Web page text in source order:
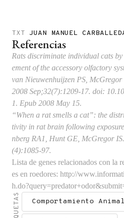
TXT JUAN MANUEL
Referencias
Rats discriminate individual cats
ement of the accessory olfactory
van Nieuwenhuijzen PS,
2008 Sep;32(7):1209-17. doi:
1. Epub 2008 May 15.
“When a rat smells a cat”: the
tivity in rat brain following
nberg RA1, Hunt GE, McGregor
(4):1085-97.
Lista de genes relacionados con la
es en roedores: http://
Comportamiento Animal